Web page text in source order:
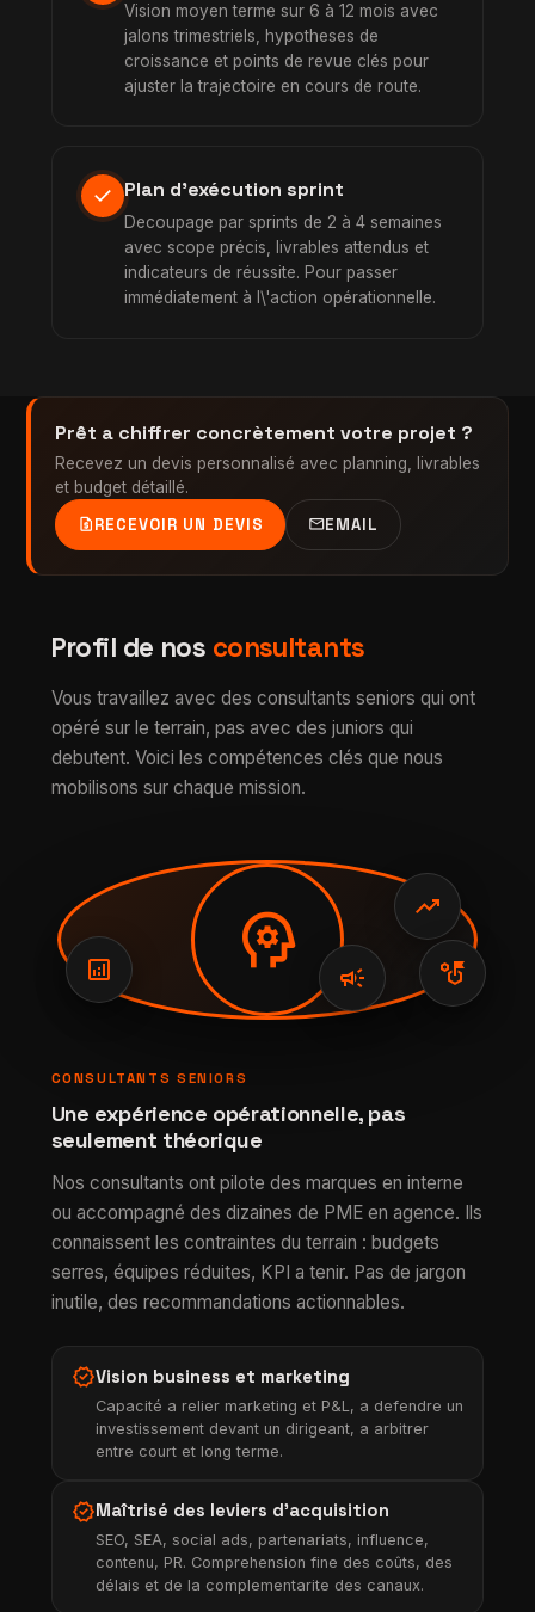
Vision moyen terme sur 6 à 12 mois avec
jalons trimestriels, hypotheses de
croissance et points de revue clés pour
ajuster la trajectoire en cours de route.
check Plan d'exécution sprint
Decoupage par sprints de 2 à 4 semaines
avec scope précis, livrables attendus et
indicateurs de réussite. Pour passer
immédiatement à l\'action opérationnelle.
Prêt a chiffrer concrètement votre projet ?
Recevez un devis personnalisé avec planning, livrables
et budget détaillé.
request_quoteRECEVOIR UN DEVIS mailEMAIL
Profil de nos consultants
Vous travaillez avec des consultants seniors qui ont
opéré sur le terrain, pas avec des juniors qui
debutent. Voici les compétences clés que nous
mobilisons sur chaque mission.
psychology
trending_up
analytics
strategy
campaign
CONSULTANTS SENIORS
Une expérience opérationnelle, pas
seulement théorique
Nos consultants ont pilote des marques en interne
ou accompagné des dizaines de PME en agence. Ils
connaissent les contraintes du terrain : budgets
serres, équipes réduites, KPI a tenir. Pas de jargon
inutile, des recommandations actionnables.
verifiedVision business et marketing
Capacité a relier marketing et P&L, a defendre un
investissement devant un dirigeant, a arbitrer
entre court et long terme.
verifiedMaîtrisé des leviers d'acquisition
SEO, SEA, social ads, partenariats, influence,
contenu, PR. Comprehension fine des coûts, des
délais et de la complementarite des canaux.